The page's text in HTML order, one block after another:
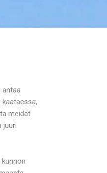
antaa
meidät
juuri